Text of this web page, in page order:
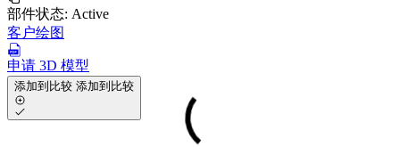
部件状态: Active
客户绘图
申请 3D 模型
添加到比较 添加到比较